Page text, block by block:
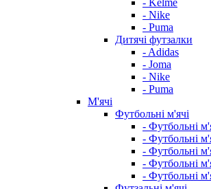
- Kelme
- Nike
- Puma
Дитячі футзалки
- Adidas
- Joma
- Nike
- Puma
М'ячі
Футбольні м'ячі
- Футбольні
- Футбольні
- Футбольні
- Футбольні
- Футбольні